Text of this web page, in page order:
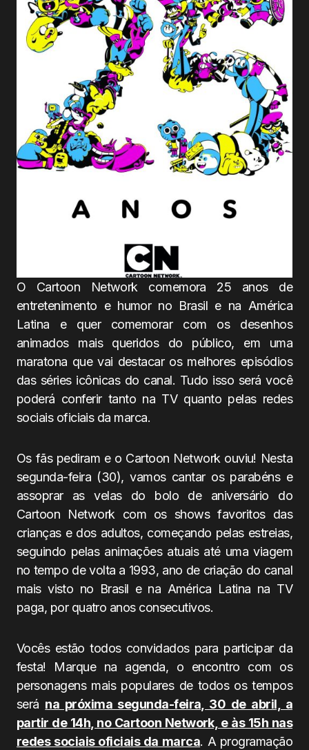
O Cartoon Network comemora 25 anos de
entretenimento e humor no Brasil e na América
Latina e quer comemorar com os desenhos
animados mais queridos do público, ​​em uma
maratona que vai destacar os melhores episódios
das séries icônicas do canal. Tudo isso será você
poderá conferir tanto na TV quanto pelas redes
sociais oficiais da marca.
Os fãs pediram e o Cartoon Network ouviu! Nesta
segunda-feira (30), vamos cantar os parabéns e
assoprar as velas do bolo de aniversário do
Cartoon Network com os shows favoritos das
crianças e dos adultos, começando pelas estreias,
seguindo pelas animações atuais até uma viagem
no tempo de volta a 1993, ano de criação do canal
mais visto no Brasil e na América Latina na TV
paga, por quatro anos consecutivos.
Vocês estão todos convidados para participar da
festa! Marque na agenda, o encontro com os
personagens mais populares de todos os tempos
será na próxima segunda-feira, 30 de abril, a
partir de 14h, no Cartoon Network, e às 15h nas
redes sociais oficiais da marca. A programação